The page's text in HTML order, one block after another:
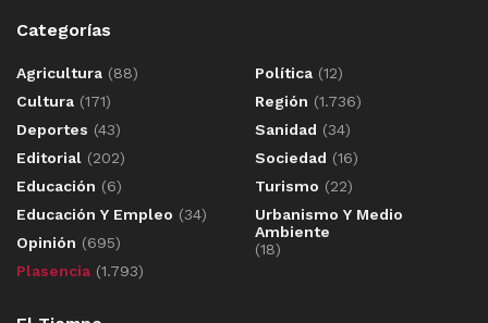
Categorías
Agricultura (88)
Cultura (171)
Deportes (43)
Editorial (202)
Educación (6)
Educación Y Empleo (34)
Opinión (695)
Plasencia (1.793)
Política (12)
Región (1.736)
Sanidad (34)
Sociedad (16)
Turismo (22)
Urbanismo Y Medio
Ambiente
(18)